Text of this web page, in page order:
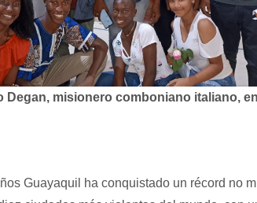
Degan, misionero comboniano italiano,
Guayaquil ha conquistado un récord no